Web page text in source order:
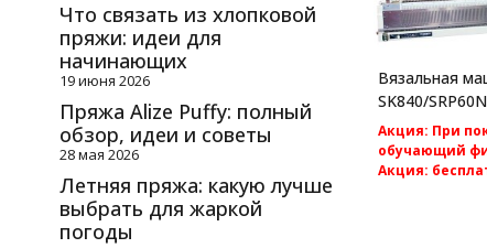
Вязальная
SK840/SRP60N
Акция: При
обучающий
Акция:
Что связать из хлопковой
пряжи: идеи для
начинающих
19 июня 2026
Пряжа Alize Puffy: полный
обзор, идеи и советы
28 мая 2026
Летняя пряжа: какую лучше
выбрать для жаркой
погоды